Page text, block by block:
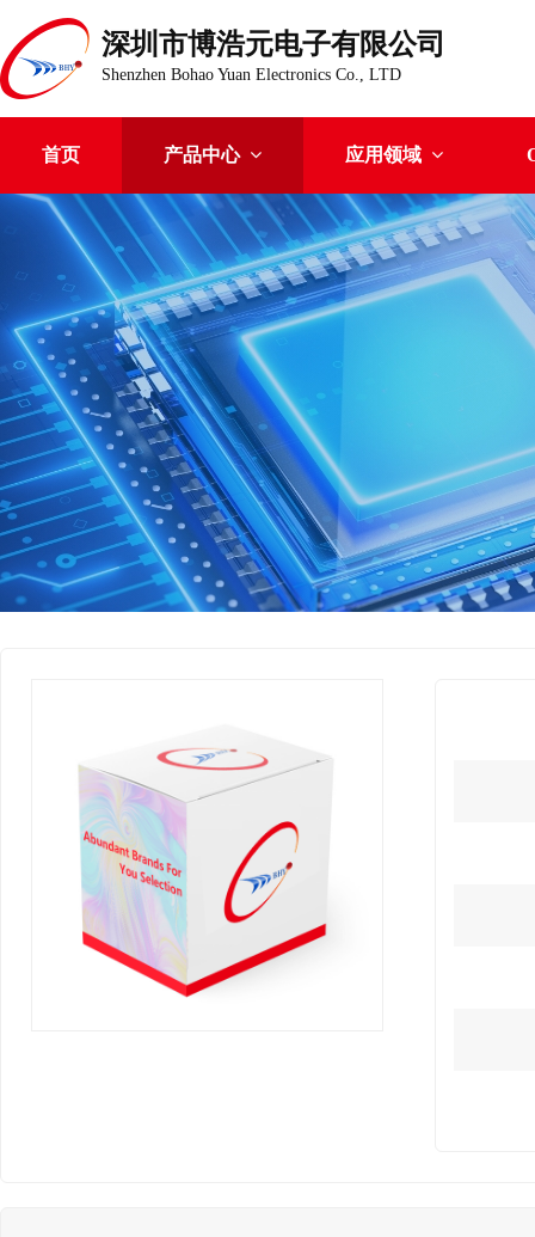
深圳市博浩元电子有限公司
Shenzhen Bohao Yuan Electronics Co., LTD
首页 产品中心 应用领域